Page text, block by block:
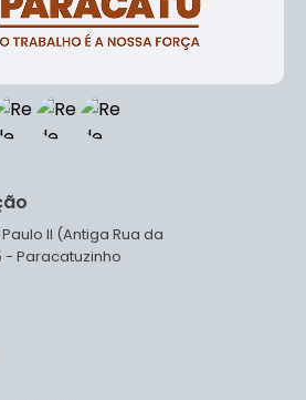
II (Antiga Rua da
Paracatuzinho